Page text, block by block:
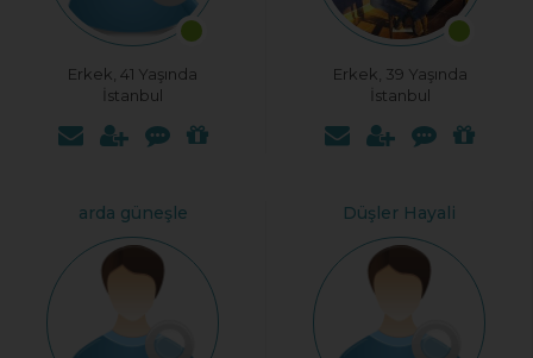
Erkek, 41 Yaşında
İstanbul
Erkek, 39 Yaşında
İstanbul
arda güneşle Düşler Hayali